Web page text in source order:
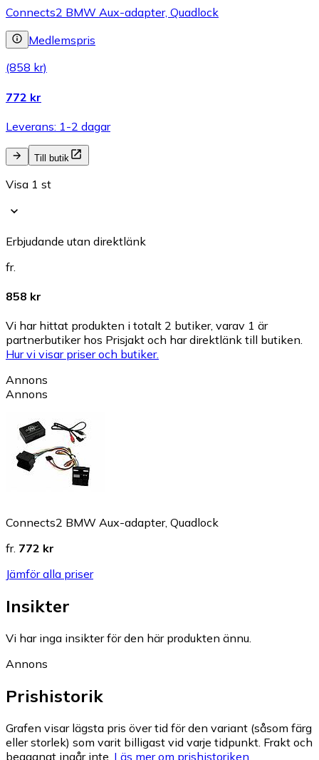
Connects2 BMW Aux-adapter, Quadlock
Medlemspris
(858 kr)
772 kr
Leverans: 1-2 dagar
Till butik
Visa 1 st
Erbjudande utan direktlänk
fr.
858 kr
Vi har hittat produkten i totalt 2 butiker, varav 1 är
partnerbutiker hos Prisjakt och har direktlänk till butiken.
Hur vi visar priser och butiker.
Annons
Annons
Connects2 BMW Aux-adapter, Quadlock
fr. 772 kr
Jämför alla priser
Insikter
Vi har inga insikter för den här produkten ännu.
Annons
Prishistorik
Grafen visar lägsta pris över tid för den variant (såsom färg
eller storlek) som varit billigast vid varje tidpunkt. Frakt och
begagnat ingår inte. Läs mer om prishistoriken.